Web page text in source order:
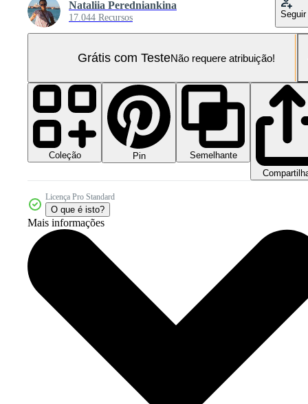
Nataliia Peredniankina
17.044 Recursos Seguir
Grátis com TesteNão requere atribuição!
Coleção Pin
Semelhante
Licença Pro Standard
O que é isto?
Mais informações